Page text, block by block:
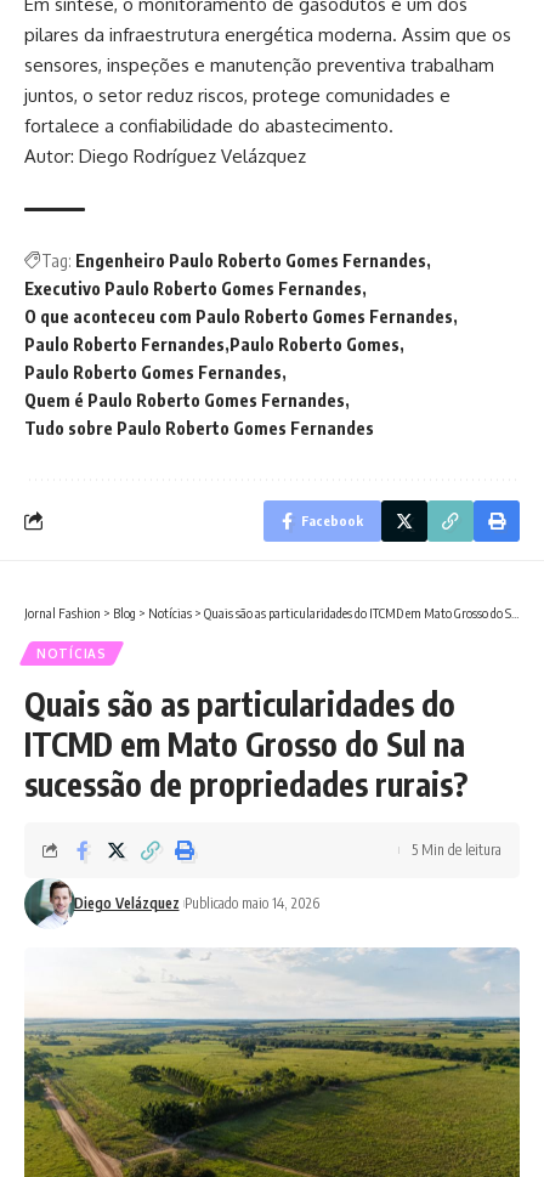
pilares da infraestrutura energética moderna. Assim que os
sensores, inspeções e manutenção preventiva trabalham
juntos, o setor reduz riscos, protege comunidades e
fortalece a confiabilidade do abastecimento.
Autor: Diego Rodríguez Velázquez
Tag: Engenheiro Paulo Roberto Gomes Fernandes
Executivo Paulo Roberto Gomes Fernandes
O que aconteceu com Paulo Roberto Gomes Fernandes
Paulo Roberto Fernandes Paulo Roberto Gomes
Paulo Roberto Gomes Fernandes
Quem é Paulo Roberto Gomes Fernandes
Tudo sobre Paulo Roberto Gomes Fernandes
Facebook
Jornal Fashion > Blog > Notícias > Quais são as particularidades do ITCMD em Mato Grosso do Sul na sucessão de propriedades rurais?
NOTÍCIAS
Quais são as particularidades do
ITCMD em Mato Grosso do Sul na
sucessão de propriedades rurais?
Diego Velázquez Publicado maio 14, 2026
5 Min de leitura